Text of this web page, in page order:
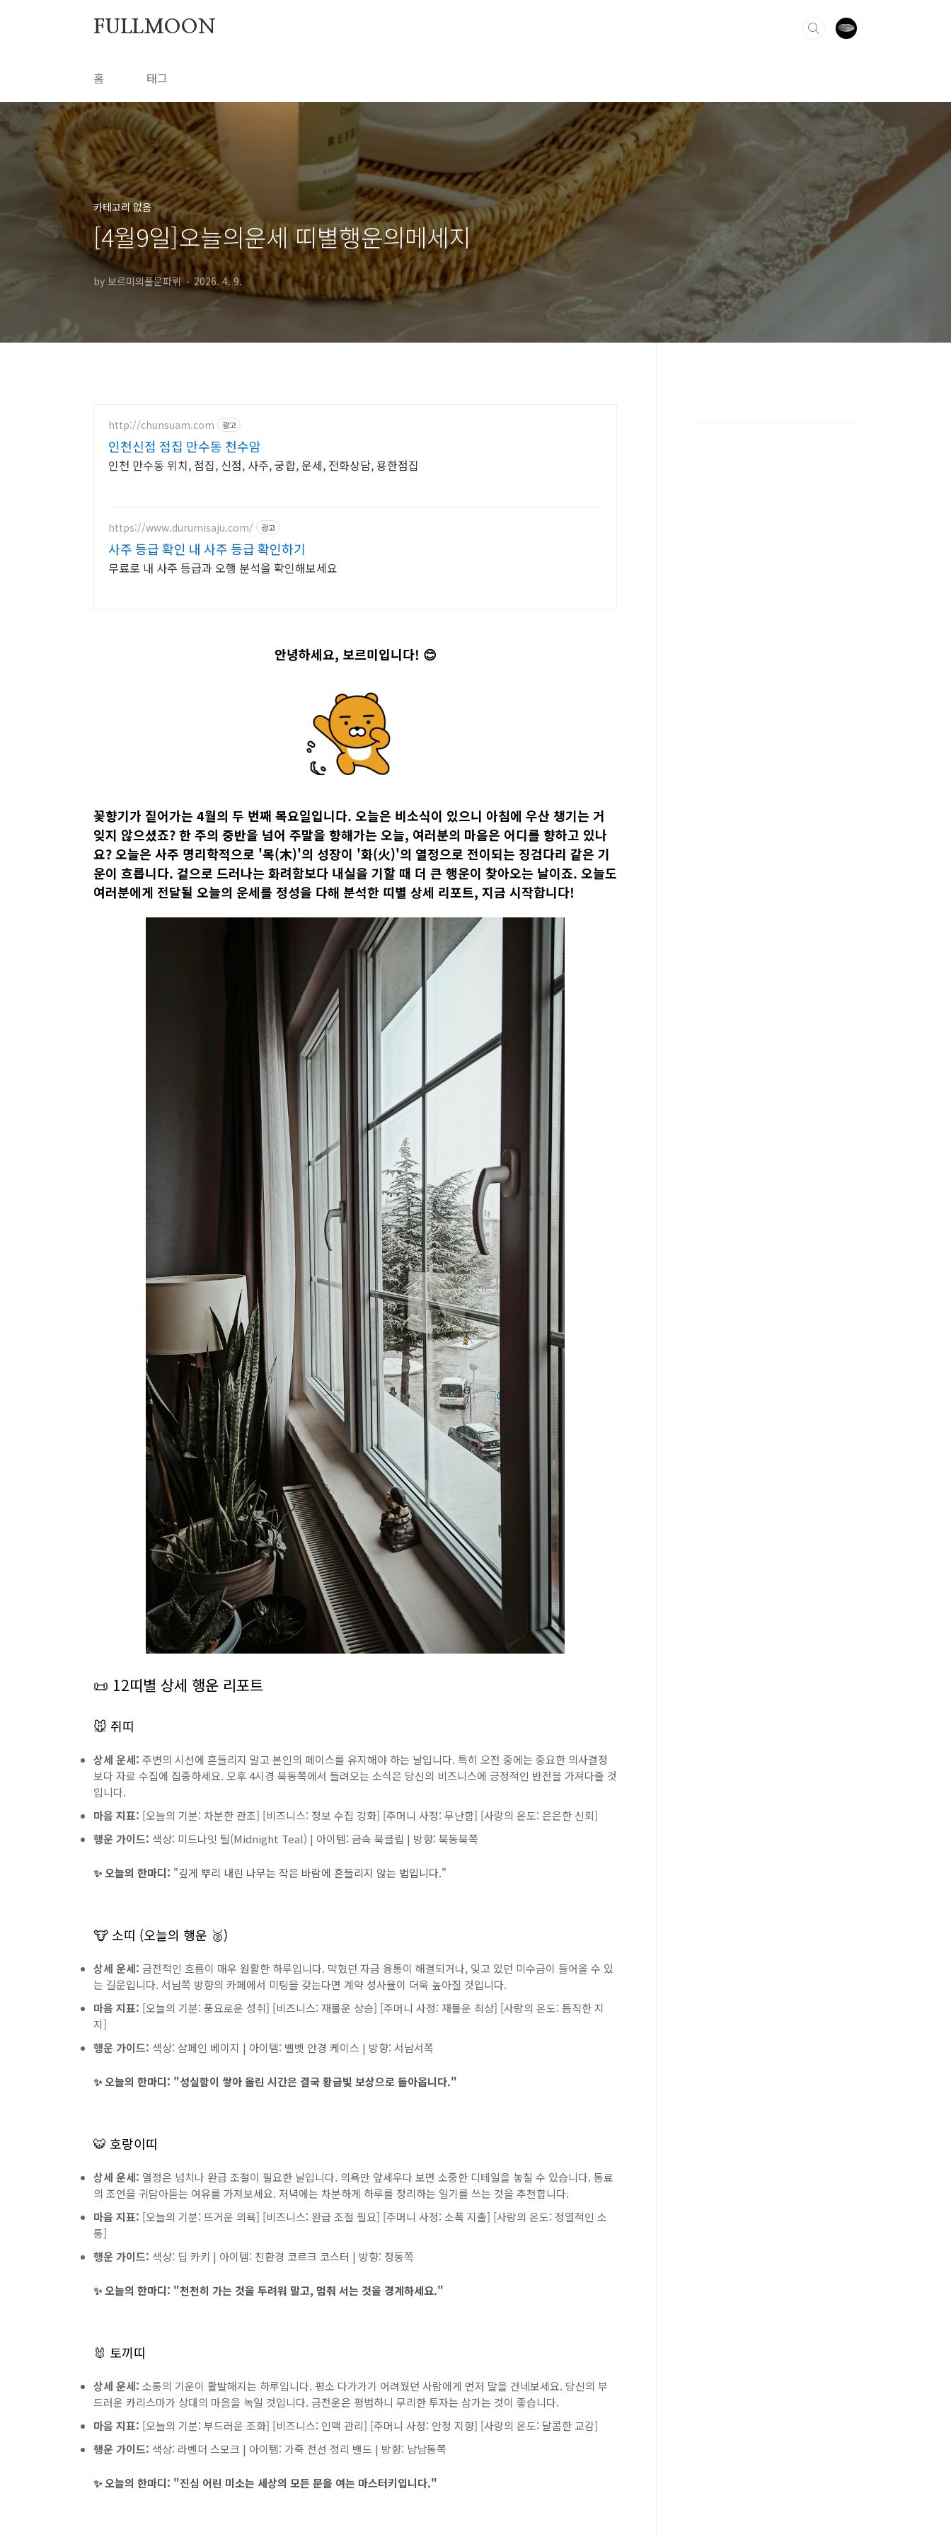
FULLMOON
홈 태그
카테고리 없음
[4월9일]오늘의운세 띠별행운의메세지
by 보르미의풀문파뤼 2026. 4. 9.
http://chunsuam.com 광고
인천신점 점집 만수동 천수암
인천 만수동 위치, 점집, 신점, 사주, 궁합, 운세, 전화상담, 용한점집
https://www.durumisaju.com/ 광고
사주 등급 확인 내 사주 등급 확인하기
무료로 내 사주 등급과 오행 분석을 확인해보세요
안녕하세요, 보르미입니다! 😊
꽃향기가 짙어가는 4월의 두 번째 목요일입니다. 오늘은 비소식이 있으니 아침에 우산 챙기는 거
잊지 않으셨죠? 한 주의 중반을 넘어 주말을 향해가는 오늘, 여러분의 마음은 어디를 향하고 있나
요? 오늘은 사주 명리학적으로 '목(木)'의 성장이 '화(火)'의 열정으로 전이되는 징검다리 같은 기
운이 흐릅니다. 겉으로 드러나는 화려함보다 내실을 기할 때 더 큰 행운이 찾아오는 날이죠. 오늘도
여러분에게 전달될 오늘의 운세를 정성을 다해 분석한 띠별 상세 리포트, 지금 시작합니다!
📜 12띠별 상세 행운 리포트
🐭 쥐띠
상세 운세: 주변의 시선에 흔들리지 말고 본인의 페이스를 유지해야 하는 날입니다. 특히 오전 중에는 중요한 의사결정
보다 자료 수집에 집중하세요. 오후 4시경 북동쪽에서 들려오는 소식은 당신의 비즈니스에 긍정적인 반전을 가져다줄 것
입니다.
마음 지표: [오늘의 기분: 차분한 관조] [비즈니스: 정보 수집 강화] [주머니 사정: 무난함] [사랑의 온도: 은은한 신뢰]
행운 가이드: 색상: 미드나잇 틸(Midnight Teal) | 아이템: 금속 북클립 | 방향: 북동북쪽
✨ 오늘의 한마디: "깊게 뿌리 내린 나무는 작은 바람에 흔들리지 않는 법입니다."
🐮 소띠 (오늘의 행운 🥈)
상세 운세: 금전적인 흐름이 매우 원활한 하루입니다. 막혔던 자금 융통이 해결되거나, 잊고 있던 미수금이 들어올 수 있
는 길운입니다. 서남쪽 방향의 카페에서 미팅을 갖는다면 계약 성사율이 더욱 높아질 것입니다.
마음 지표: [오늘의 기분: 풍요로운 성취] [비즈니스: 재물운 상승] [주머니 사정: 재물운 최상] [사랑의 온도: 듬직한 지
지]
행운 가이드: 색상: 샴페인 베이지 | 아이템: 벨벳 안경 케이스 | 방향: 서남서쪽
✨ 오늘의 한마디: "성실함이 쌓아 올린 시간은 결국 황금빛 보상으로 돌아옵니다."
🐯 호랑이띠
상세 운세: 열정은 넘치나 완급 조절이 필요한 날입니다. 의욕만 앞세우다 보면 소중한 디테일을 놓칠 수 있습니다. 동료
의 조언을 귀담아듣는 여유를 가져보세요. 저녁에는 차분하게 하루를 정리하는 일기를 쓰는 것을 추천합니다.
마음 지표: [오늘의 기분: 뜨거운 의욕] [비즈니스: 완급 조절 필요] [주머니 사정: 소폭 지출] [사랑의 온도: 정열적인 소
통]
행운 가이드: 색상: 딥 카키 | 아이템: 친환경 코르크 코스터 | 방향: 정동쪽
✨ 오늘의 한마디: "천천히 가는 것을 두려워 말고, 멈춰 서는 것을 경계하세요."
🐰 토끼띠
상세 운세: 소통의 기운이 활발해지는 하루입니다. 평소 다가가기 어려웠던 사람에게 먼저 말을 건네보세요. 당신의 부
드러운 카리스마가 상대의 마음을 녹일 것입니다. 금전운은 평범하니 무리한 투자는 삼가는 것이 좋습니다.
마음 지표: [오늘의 기분: 부드러운 조화] [비즈니스: 인맥 관리] [주머니 사정: 안정 지향] [사랑의 온도: 달콤한 교감]
행운 가이드: 색상: 라벤더 스모크 | 아이템: 가죽 전선 정리 밴드 | 방향: 남남동쪽
✨ 오늘의 한마디: "진심 어린 미소는 세상의 모든 문을 여는 마스터키입니다."